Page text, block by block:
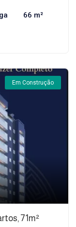
66 m²
Em Construção
71m²